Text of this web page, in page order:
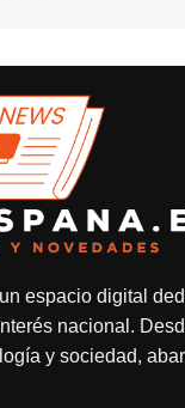
espacio digital
nacional.
y sociedad,